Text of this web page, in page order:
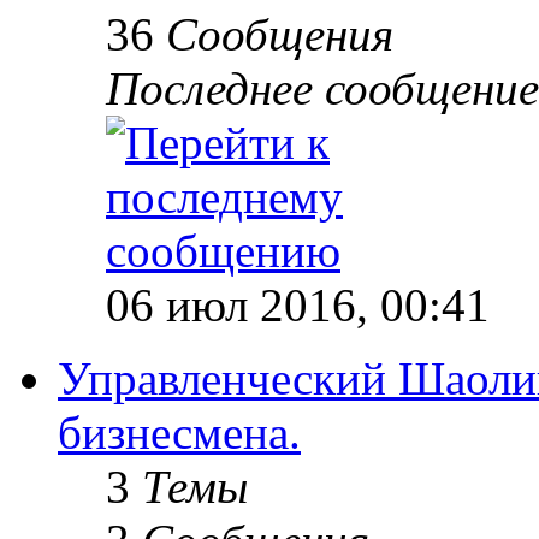
36 Сообщения
Последнее сообщение
06 июл 2016, 00:41
Управленческий
бизнесмена.
3 Темы